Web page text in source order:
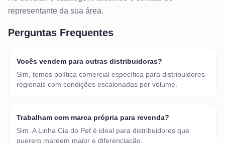
representante da sua área.
Perguntas Frequentes
Vocês vendem para outras distribuidoras?
Sim, temos política comercial específica para distribuidores
regionais com condições escalonadas por volume.
Trabalham com marca própria para revenda?
Sim. A Linha Cia do Pet é ideal para distribuidores que
querem margem maior e diferenciação.